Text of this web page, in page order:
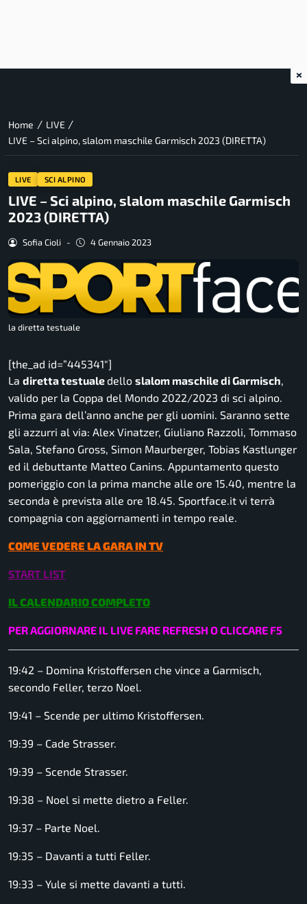
Home / LIVE /
LIVE – Sci alpino, slalom maschile Garmisch 2023 (DIRETTA)
LIVE SCI ALPINO
LIVE – Sci alpino, slalom maschile Garmisch
2023 (DIRETTA)
Sofia Cioli - 4 Gennaio 2023
la diretta testuale
[the_ad id=”445341″]
La diretta testuale dello slalom maschile di Garmisch
valido per la Coppa del Mondo 2022/2023 di sci alpino.
Prima gara dell’anno anche per gli uomini. Saranno sette
gli azzurri al via: Alex Vinatzer, Giuliano Razzoli, Tommaso
Sala, Stefano Gross, Simon Maurberger, Tobias Kastlunger
ed il debuttante Matteo Canins. Appuntamento questo
pomeriggio con la prima manche alle ore 15.40, mentre la
seconda è prevista alle ore 18.45. Sportface.it vi terrà
compagnia con aggiornamenti in tempo reale.
COME VEDERE LA GARA IN TV
START LIST
IL CALENDARIO COMPLETO
PER AGGIORNARE IL LIVE FARE REFRESH O CLICCARE F5
19:42 – Domina Kristoffersen che vince a Garmisch,
secondo Feller, terzo Noel.
19:41 – Scende per ultimo Kristoffersen.
19:39 – Cade Strasser.
19:39 – Scende Strasser.
19:38 – Noel si mette dietro a Feller.
19:37 – Parte Noel.
19:35 – Davanti a tutti Feller.
19:33 – Yule si mette davanti a tutti.
×